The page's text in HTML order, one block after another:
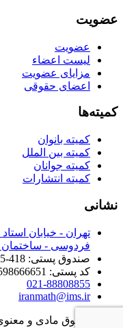
عضویت
عضویت
لیست اعضاء
مزایای عضویت
اعضای حقوقی
کمیته‌ها
کمیته بانوان
کمیته بین الملل
کمیته جوانان
کمیته انتشارات
نشانی
تهران - خیابان
فردوسی - ساختمان
صندوق پستی: 418-13145
کد پستی: 1598666651
021-88808855
iranmath@ims.ir
تمامی حقوق مادی و